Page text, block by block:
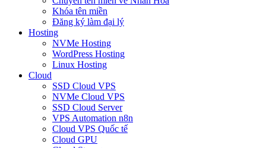
Khóa tên miền
Đăng ký làm đại lý
Hosting
NVMe Hosting
WordPress Hosting
Linux Hosting
Cloud
SSD Cloud VPS
NVMe Cloud VPS
SSD Cloud Server
VPS Automation n8n
Cloud VPS Quốc tế
Cloud GPU